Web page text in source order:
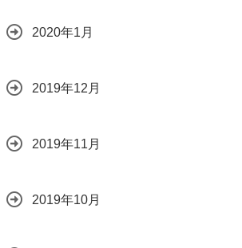
2020年1月
2019年12月
2019年11月
2019年10月